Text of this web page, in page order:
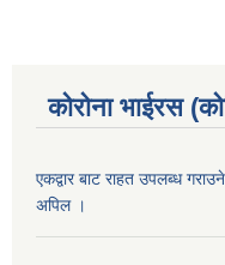
कोरोना भाईरस
एकद्वार बाट राहत उपलब्ध
अपिल ।